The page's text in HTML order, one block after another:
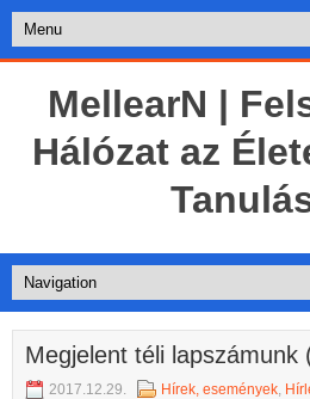
MellearN |
Hálózat az
Megjelent téli lapszámunk
2017.12.29. Hírek, események,